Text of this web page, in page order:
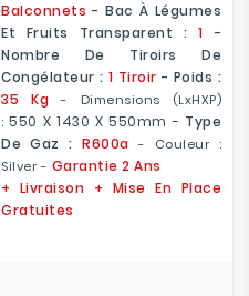
Balconnets - Bac À Légumes
Et Fruits Transparent :1 -
Nombre De Tiroirs De
Congélateur : 1 Tiroir - Poids :
35 Kg- Dimensions (LxHXP)
: 550 X 1430 X 550mm - Type
De Gaz : R600a - Couleur :
Silver - Garantie 2 Ans
+ Livraison + Mise En Place
Gratuites